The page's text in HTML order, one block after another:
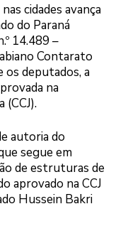
cidades avança
do Paraná
14.489 –
Contarato
os deputados, a
na
(CCJ).
autoria do
segue em
de estruturas de
aprovado na CCJ
Hussein Bakri